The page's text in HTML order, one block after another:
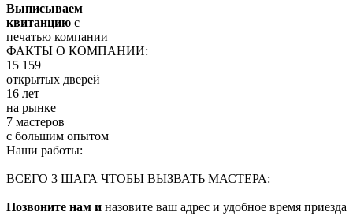
Выписываем
квитанцию с
печатью компании
ФАКТЫ О КОМПАНИИ:
15 159
открытых дверей
16 лет
на рынке
7 мастеров
с большим опытом
Наши работы:
ВСЕГО 3 ШАГА ЧТОБЫ ВЫЗВАТЬ МАСТЕРА:
Позвоните нам и назовите ваш адрес и удобное время приезда